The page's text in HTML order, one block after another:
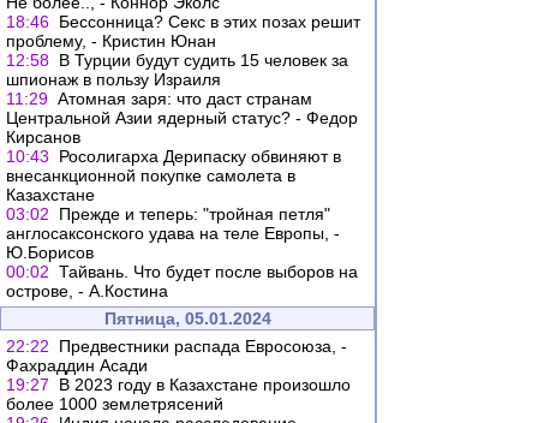
18:46 Бессонница? Секс в этих позах решит
проблему, - Кристин Юнан
12:58 В Турции будут судить 15 человек за
шпионаж в пользу Израиля
11:29 Атомная заря: что даст странам
Центральной Азии ядерный статус? - Федор
Кирсанов
10:43
Росолигарха Дерипаску обвиняют в
внесанкционной покупке самолета в
Казахстане
03:02
Прежде и теперь: "тройная петля"
англосаксонского удава на теле Европы, -
Ю.Борисов
00:02 Тайвань. Что будет после выборов на
острове, - А.Костина
Пятница, 05.01.2024
22:22
Предвестники распада Евросоюза, -
Фахраддин Асади
19:27
В 2023 году в Казахстане произошло
более 1000 землетрясений